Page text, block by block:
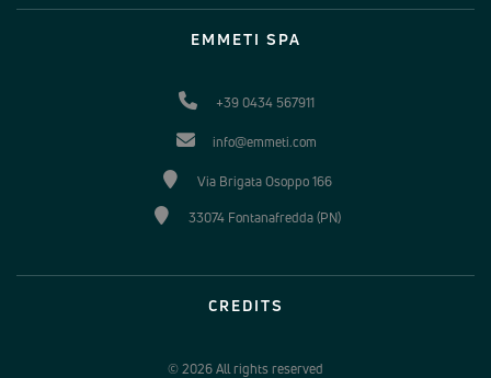
EMMETI SPA
+39 0434 567911
info@emmeti.com
Via Brigata Osoppo 166
33074 Fontanafredda (PN)
CREDITS
© 2026 All rights reserved